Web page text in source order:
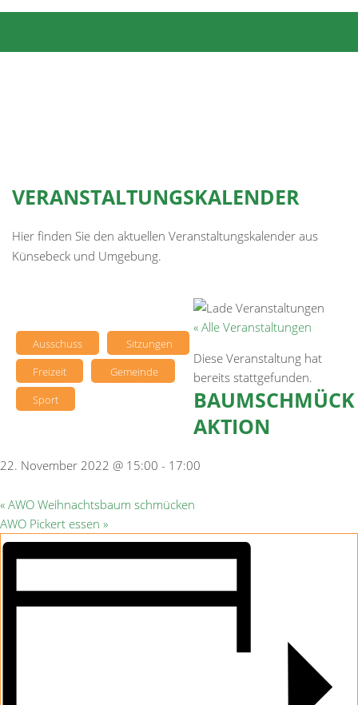
VERANSTALTUNGSKALENDER
Hier finden Sie den aktuellen Veranstaltungskalender aus
Künsebeck und Umgebung.
Ausschuss
Sitzungen
Freizeit
Gemeinde
Sport
« Alle Veranstaltungen
Diese Veranstaltung hat
bereits stattgefunden.
BAUMSCHMÜCK
AKTION
22. November 2022 @ 15:00 - 17:00
« AWO Weihnachtsbaum schmücken
AWO Pickert essen »